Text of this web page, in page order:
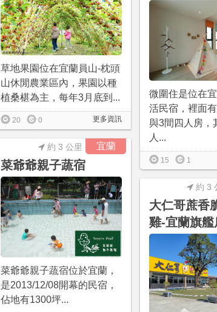
草地果園位在宜蘭員山-枕頭
山休閒農業區內，果園以種
植桑椹為主，每年3月底到...
更多資訊
20 0
微圍住是位在
活民宿，裡面
與3間四人房，
人...
15 1
宜蘭
菜爺爺親子蔬宿
約 3 公里
菜爺爺親子蔬宿位於宜蘭，
是2013/12/08開幕的民宿，
佔地有1300坪...
大仁哥蔗香
雞-宜蘭旗艦
約 3